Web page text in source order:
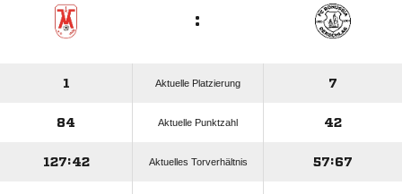
:
1 Aktuelle Platzierung 7
84 Aktuelle Punktzahl 42
127:42 Aktuelles Torverhältnis 57:67